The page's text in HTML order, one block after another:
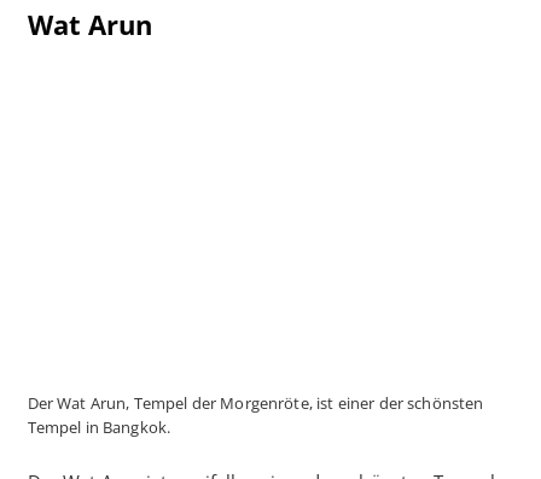
Wat Arun
Der Wat Arun, Tempel der Morgenröte, ist einer der schönsten
Tempel in Bangkok.